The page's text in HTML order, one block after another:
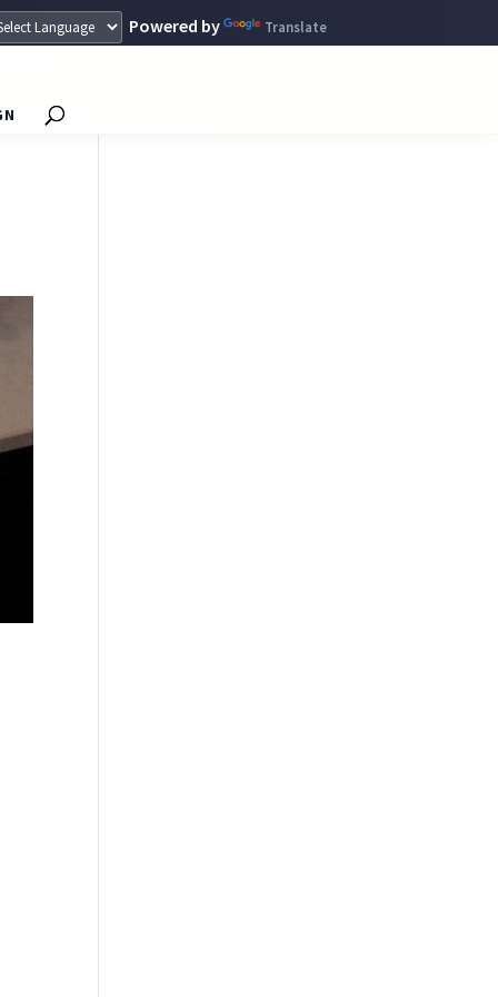
Powered by Translate